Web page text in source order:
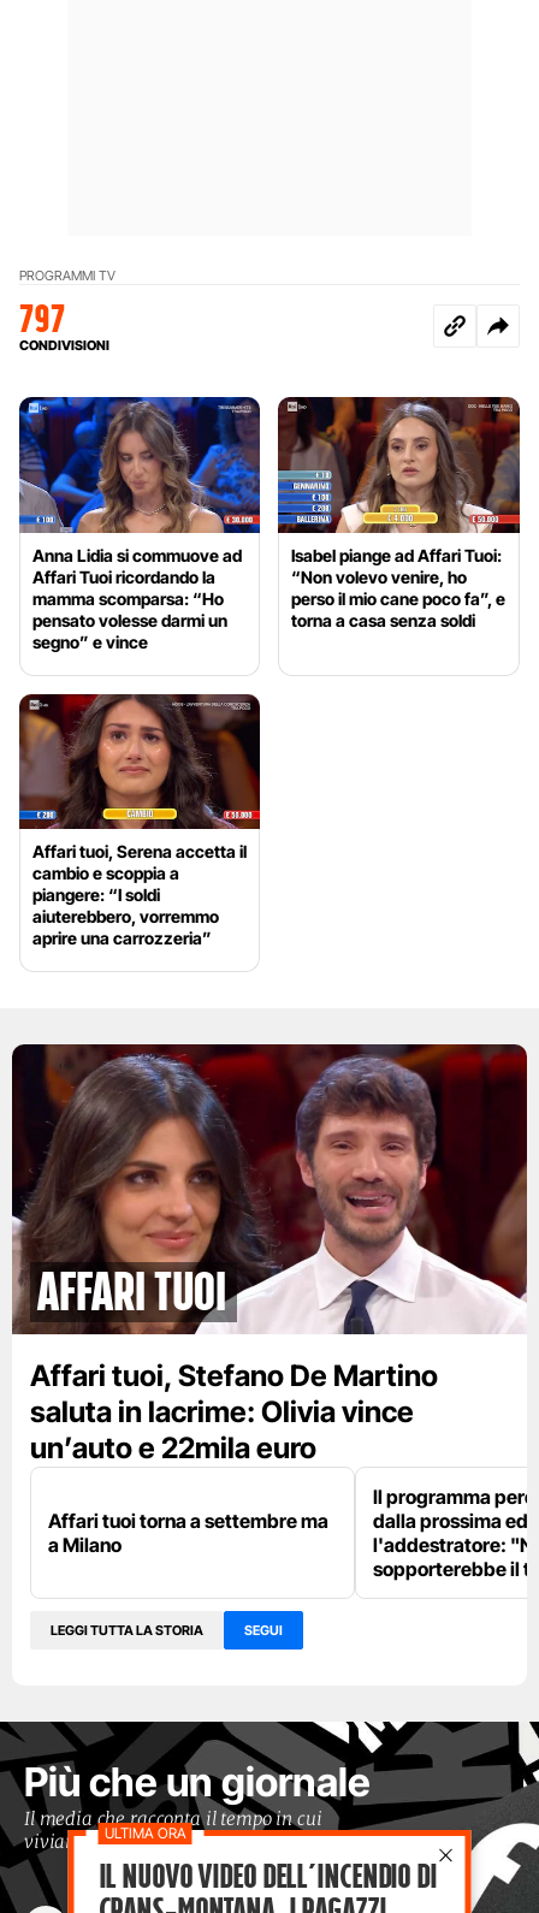
PROGRAMMI TV
797
CONDIVISIONI
Anna Lidia si commuove ad
Affari Tuoi ricordando la
mamma scomparsa: “Ho
pensato volesse darmi un
segno” e vince
Isabel piange ad Affari Tuoi:
“Non volevo venire, ho
perso il mio cane poco fa”, e
torna a casa senza soldi
Affari tuoi, Serena accetta il
cambio e scoppia a
piangere: “I soldi
aiuterebbero, vorremmo
aprire una carrozzeria”
Affari tuoi
Affari tuoi, Stefano De Martino
saluta in lacrime: Olivia vince
un’auto e 22mila euro
Affari tuoi torna a settembre ma
a Milano
Il programma
dalla prossima
l'addestratore:
sopporterebbe il
LEGGI TUTTA LA STORIA SEGUI
Più che un giornale
Il media che racconta il tempo in cui
viviamo con occhi moderni
Il nuovo video dell’incendio di